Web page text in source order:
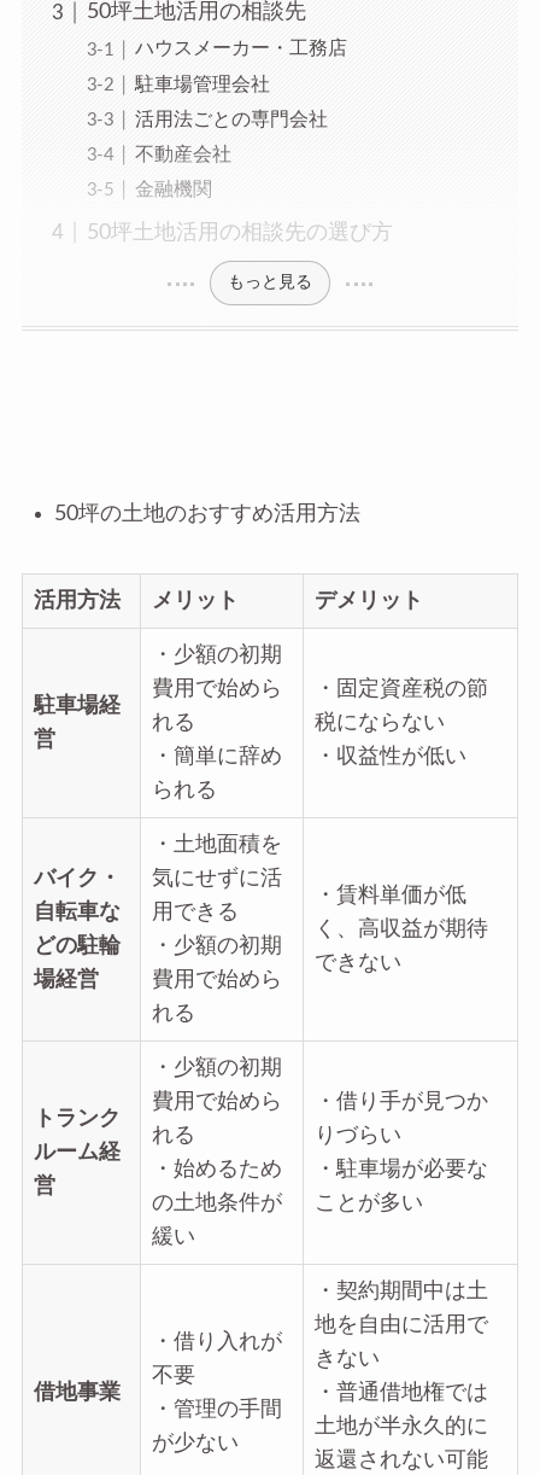
50坪土地活用の相談先
ハウスメーカー・工務店
駐車場管理会社
活用法ごとの専門会社
不動産会社
金融機関
50坪土地活用の相談先の選び方
もっと見る
50坪の土地のおすすめ活用方法
活用方法 メリット デメリット
駐車場経
営
・少額の初期
費用で始めら
れる
・簡単に辞め
られる
・固定資産税の節
税にならない
・収益性が低い
バイク・
自転車な
どの駐輪
場経営
・土地面積を
気にせずに活
用できる
・少額の初期
費用で始めら
れる
・賃料単価が低
く、高収益が期待
できない
トランク
ルーム経
営
・少額の初期
費用で始めら
れる
・始めるため
の土地条件が
緩い
・借り手が見つか
りづらい
・駐車場が必要な
ことが多い
借地事業
・借り入れが
不要
・管理の手間
が少ない
・契約期間中は土
地を自由に活用で
きない
・普通借地権では
土地が半永久的に
返還されない可能